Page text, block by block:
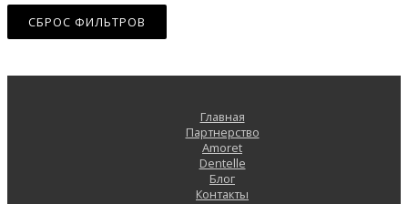
СБРОС ФИЛЬТРОВ
Главная
Партнерство
Amoret
Dentelle
Блог
Контакты